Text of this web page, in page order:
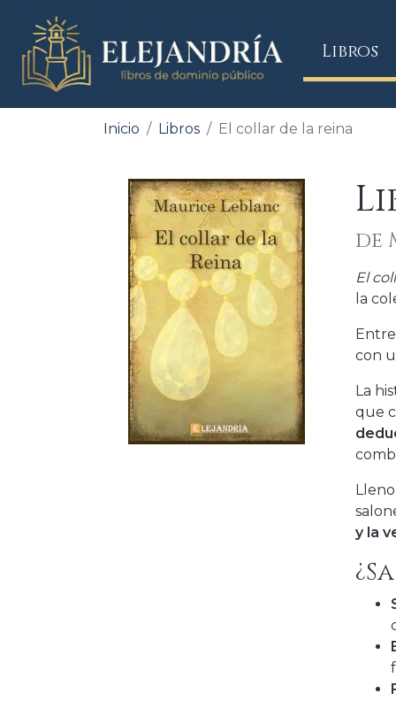
Libros
Inicio Libros El collar de la reina
de
El
la
con
La
que
y la